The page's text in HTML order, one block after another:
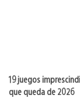
19 juegos
que queda de 2026